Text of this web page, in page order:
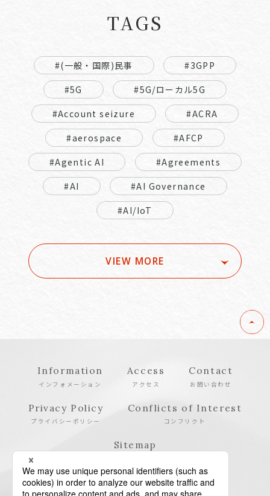
TAGS
#(一般・国際)民事
#3GPP
#5G
#5G/ローカル5G
#Account seizure
#ACRA
#aerospace
#AFCP
#Agentic AI
#Agreements
#AI
#AI Governance
#AI/IoT
VIEW MORE
Information
インフォメーション
Access
アクセス
Contact
お問い合わせ
Privacy Policy
プライバシーポリシー
Conflicts of Interest
コンフリクト
Sitemap